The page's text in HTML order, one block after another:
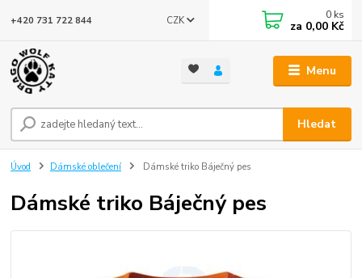
Menu
CZK
Hledat
+420 731 722 844 0 ks
za 0,00 Kč
Úvod Dámské oblečení Dámské triko Báječný pes
Dámské triko Báječný pes